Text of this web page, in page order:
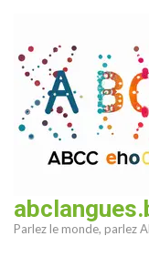
contenu
(Pressez
Entrée)
Parlez le monde, parlez